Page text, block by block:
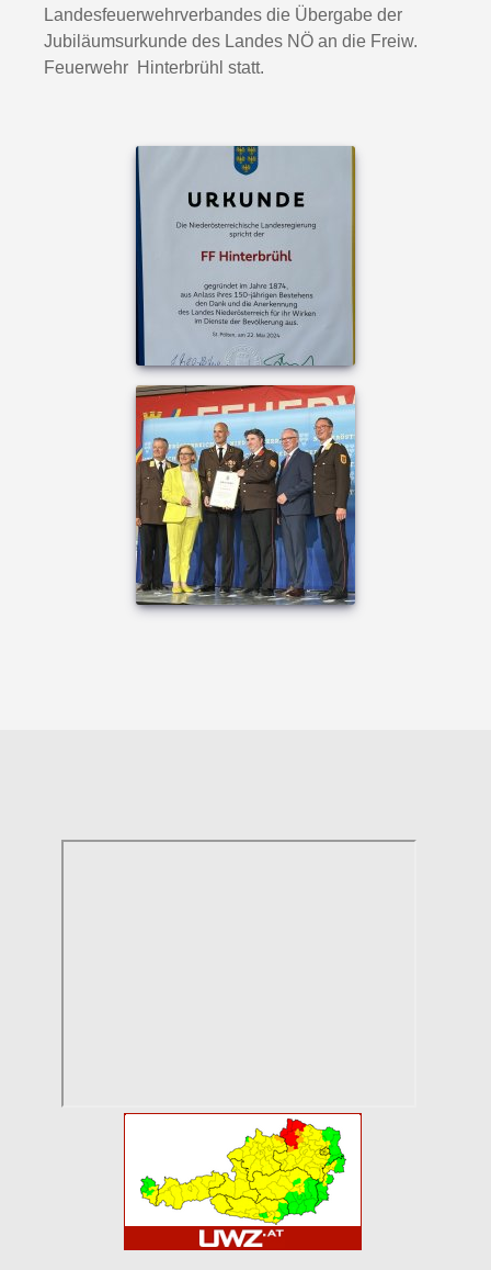
Landesfeuerwehrverbandes die Übergabe der
Jubiläumsurkunde des Landes NÖ an die Freiw.
Feuerwehr Hinterbrühl statt.